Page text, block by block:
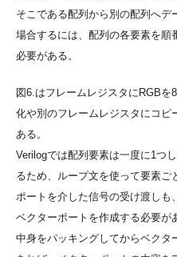
そこである配列から別の配列へデ
場合するには、配列の各要素を順
必要がある。
図6.はフレームレジスタにRGBを
化や別のフレームレジスタにコピ
ある。
Verilogでは配列要素は一度に1つ
るため、ループ文を使って要素ご
ポートを介した信号の受け渡しも
ベクターポートを作成する必要が
中身をパッキングしてからベクタ